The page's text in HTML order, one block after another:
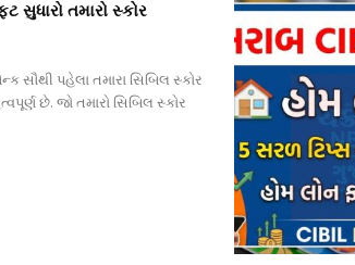
સુધારો તમારો સ્કોર
સૌથી પહેલા તમારા સિબિલ સ્કોર
છે. જો તમારો સિબિલ સ્કોર